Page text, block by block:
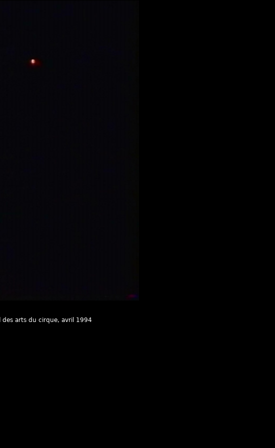
des arts du cirque, avril 1994